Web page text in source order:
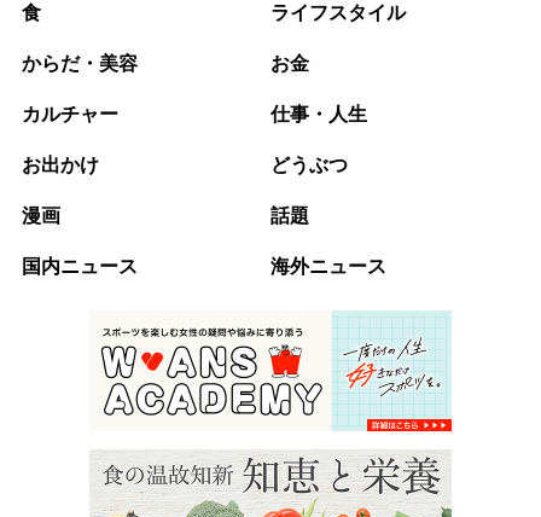
食 ライフスタイル
からだ・美容 お金
カルチャー 仕事・人生
お出かけ どうぶつ
漫画 話題
国内ニュース 海外ニュース